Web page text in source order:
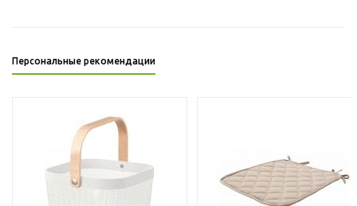
Персональные рекомендации